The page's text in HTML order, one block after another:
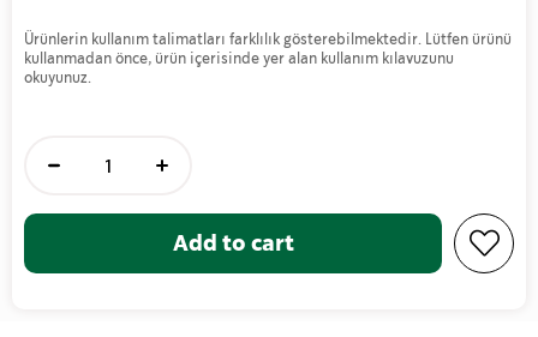
Ürünlerin kullanım talimatları farklılık gösterebilmektedir. Lütfen ürünü
kullanmadan önce, ürün içerisinde yer alan kullanım kılavuzunu
okuyunuz.